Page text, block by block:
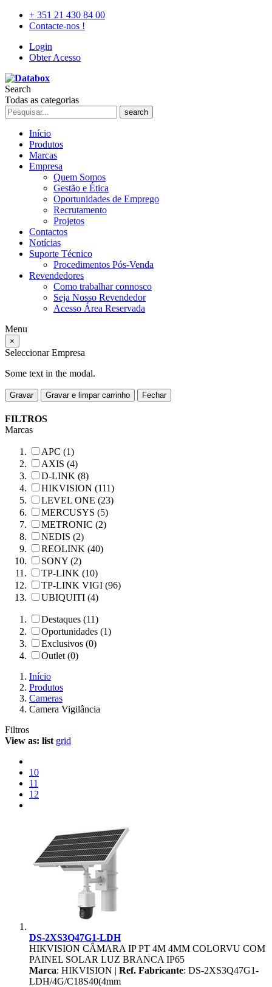
+ 351 21 430 84 00
Contacte-nos !
Login
Obter Acesso
Search
Todas as categorias
search
Início
Produtos
Marcas
Empresa
Quem Somos
Gestão e Ética
Oportunidades de Emprego
Recrutamento
Projetos
Contactos
Notícias
Suporte Técnico
Procedimentos Pós-Venda
Revendedores
Como trabalhar connosco
Seja Nosso Revendedor
Acesso Área Reservada
Menu
×
Seleccionar Empresa
Some text in the modal.
Gravar Gravar e limpar carrinho Fechar
FILTROS
Marcas
APC (1)
AXIS (4)
D-LINK (8)
HIKVISION (111)
LEVEL ONE (23)
MERCUSYS (5)
METRONIC (2)
NEDIS (2)
REOLINK (40)
SONY (2)
TP-LINK (10)
TP-LINK VIGI (96)
UBIQUITI (4)
Destaques (11)
Oportunidades (1)
Exclusivos (0)
Outlet (0)
Início
Produtos
Cameras
Camera Vigilância
Filtros
View as: list grid
10
11
12
DS-2XS3Q47G1-LDH
HIKVISION CÂMARA IP PT 4M 4MM COLORVU COM
PAINEL SOLAR LUZ BRANCA IP65
Marca: HIKVISION | Ref. Fabricante: DS-2XS3Q47G1-
LDH/4G/C18S40(4mm